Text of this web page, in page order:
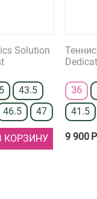
Solution
43.5
46.5 47
КОРЗИНУ
36
41.5
9 900 Р